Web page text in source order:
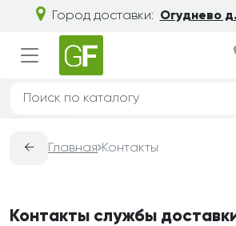
Город доставки: Огуднево
← Главная Контакты
Контакты службы